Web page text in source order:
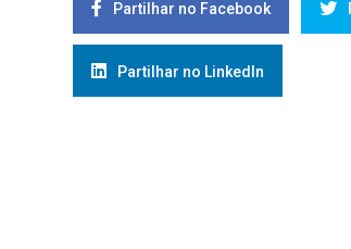
Partilhar no Facebook
Partilhar no LinkedIn